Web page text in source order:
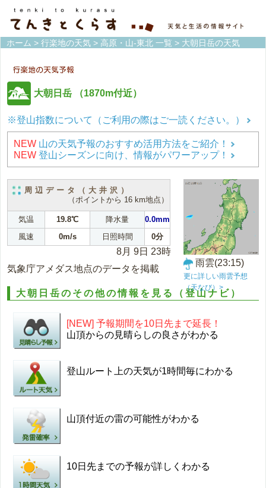
ホーム > 行楽地の天気 > 高原・山-東北 一覧 > 大朝日岳の天気
大朝日岳 （1870m付近）
※登山指数について（ご利用の際はご一読ください。）
NEW 山の天気予報のおすすめ活用方法をご紹介！
NEW 登山シーズンに向け、情報がパワーアップ！
周辺データ（大井沢）
（ポイントから 16 km地点）
気温 19.8℃ 降水量
0.0mm
風速
0m/s 日照時間 0分
8月 9日 23時
気象庁アメダス地点のデータを掲載
雨雲(23:15)
更に詳しい雨雲予想
（天なび）>
大朝日岳のその他の情報を見る（登山ナビ）
[NEW] 予報期間を10日先まで延長！
山頂からの見晴らしの良さがわかる
登山ルート上の天気が1時間毎にわかる
山頂付近の雷の可能性がわかる
10日先までの予報が詳しくわかる